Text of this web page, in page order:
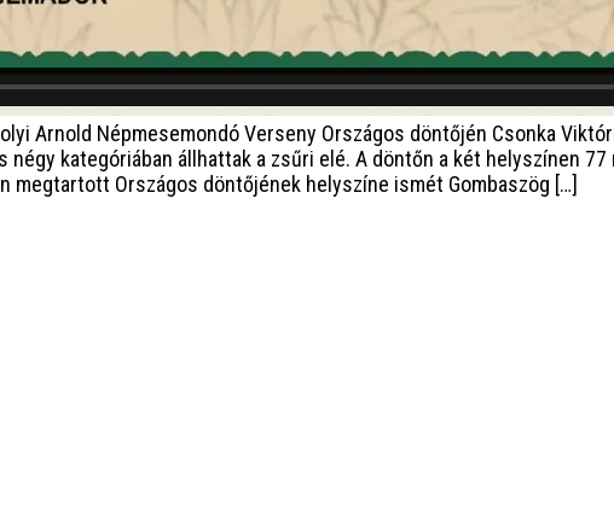
Arnold Népmesemondó Verseny Országos döntőjén Csonka
kategóriában állhattak a zsűri elé. A döntőn a két helyszínen
megtartott Országos döntőjének helyszíne ismét Gombaszög […]